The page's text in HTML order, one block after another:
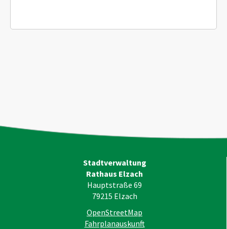
Stadtverwaltung
Rathaus Elzach
Hauptstraße 69
79215 Elzach
OpenStreetMap
Fahrplanauskunft